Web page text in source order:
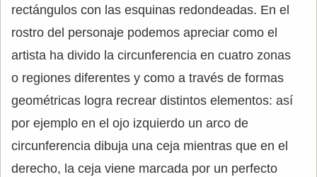
rectángulos con las esquinas redondeadas. En el
rostro del personaje podemos apreciar como el
artista ha divido la circunferencia en cuatro zonas
o regiones diferentes y como a través de formas
geométricas logra recrear distintos elementos: así
por ejemplo en el ojo izquierdo un arco de
circunferencia dibuja una ceja mientras que en el
derecho, la ceja viene marcada por un perfecto